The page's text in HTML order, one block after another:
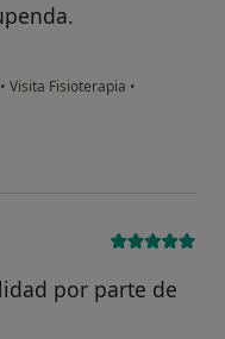
• Visita Fisioterapia •
por parte de